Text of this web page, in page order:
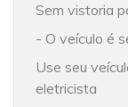
Sem vistoria
- O veículo é
Use seu
eletricista